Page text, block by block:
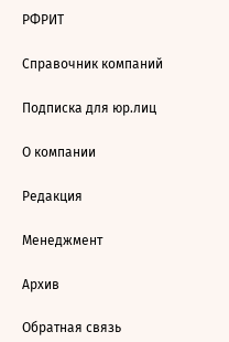
РФРИТ
Справочник компаний
Подписка для юр.лиц
О компании
Редакция
Менеджмент
Архив
Обратная связь